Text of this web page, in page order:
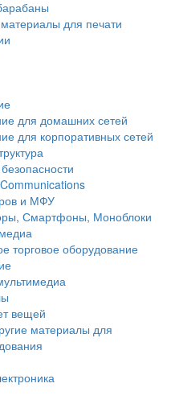
для печати
для домашних сетей
для корпоративных сетей
и МФУ
Смартфоны, Моноблоки
торговое оборудование
вещей
материалы для